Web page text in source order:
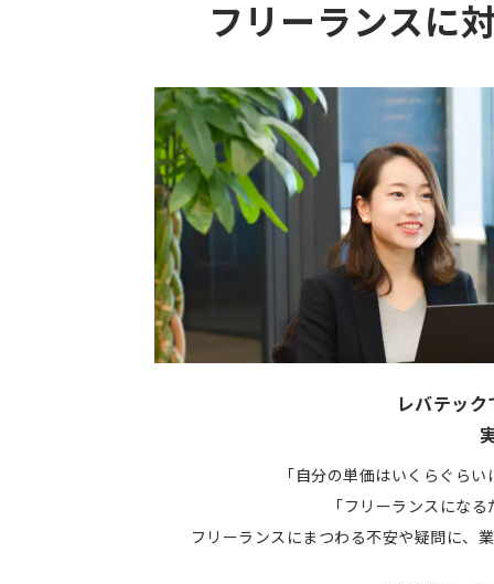
フリーランスに
レバテッ
「自分の単価はいくらぐら
「フリーランスにな
フリーランスにまつわる不安や疑問に、